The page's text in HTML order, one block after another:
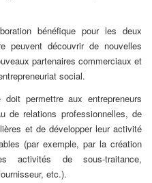
bénéfique pour les deux
peuvent découvrir de nouvelles
partenaires commerciaux et
social.
permettre aux entrepreneurs
de relations professionnelles, de
et de développer leur activité
(par exemple, par la création
activités de sous-traitance,
etc.).